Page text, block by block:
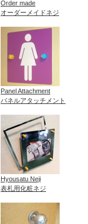
Order made
オーダーメイドネジ
Panel Attachment
パネルアタッチメント
Hyousatu Neji
表札用化粧ネジ